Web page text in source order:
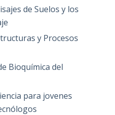
de Suelos y los
y Procesos
Bioquímica del
para jovenes